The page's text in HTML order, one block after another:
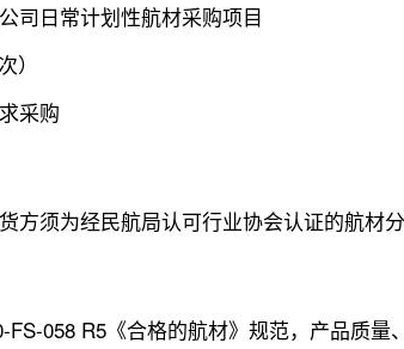
司日常计划性航材采购项目
）
采购
方须为经民航局认可行业协会认证的航材
058 R5《合格的航材》规范，产品质量